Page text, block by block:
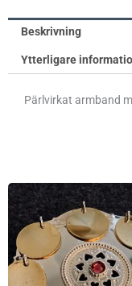
Beskrivning
Ytterligare
Pärlvirkat armband